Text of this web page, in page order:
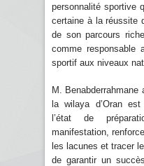
personnalité sportive
certaine à la réussite
de son parcours
comme responsable
sportif aux niveaux
M.
la wilaya d’Oran
l’état de
manifestation,
les lacunes et tracer
de garantir un